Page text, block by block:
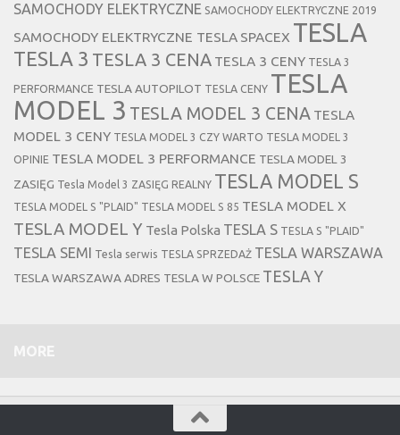
SAMOCHODY ELEKTRYCZNE SAMOCHODY ELEKTRYCZNE 2019
SAMOCHODY ELEKTRYCZNE TESLA SPACEX TESLA
TESLA 3 TESLA 3 CENA TESLA 3 CENY TESLA 3
PERFORMANCE TESLA AUTOPILOT TESLA CENY TESLA
MODEL 3 TESLA MODEL 3 CENA TESLA
MODEL 3 CENY TESLA MODEL 3 CZY WARTO TESLA MODEL 3
OPINIE TESLA MODEL 3 PERFORMANCE TESLA MODEL 3
ZASIĘG Tesla Model 3 ZASIĘG REALNY TESLA MODEL S
TESLA MODEL S "PLAID" TESLA MODEL S 85 TESLA MODEL X
TESLA MODEL Y Tesla Polska TESLA S TESLA S "PLAID"
TESLA SEMI Tesla serwis TESLA SPRZEDAŻ TESLA WARSZAWA
TESLA WARSZAWA ADRES TESLA W POLSCE TESLA Y
MORE